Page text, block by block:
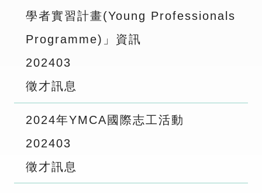
學者實習計畫(Young Professionals
Programme)」資訊
202403
徵才訊息
2024年YMCA國際志工活動
202403
徵才訊息